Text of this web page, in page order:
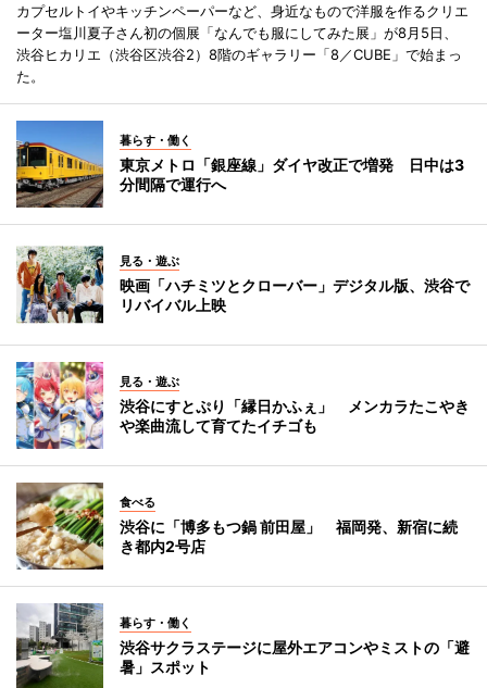
カプセルトイやキッチンペーパーなど、身近なもので洋服を作るクリエ
ーター塩川夏子さん初の個展「なんでも服にしてみた展」が8月5日、
渋谷ヒカリエ（渋谷区渋谷2）8階のギャラリー「8／CUBE」で始まっ
た。
暮らす・働く
東京メトロ「銀座線」ダイヤ改正で増発 日中は3
分間隔で運行へ
見る・遊ぶ
映画「ハチミツとクローバー」デジタル版、渋谷で
リバイバル上映
見る・遊ぶ
渋谷にすとぷり「縁日かふぇ」 メンカラたこやき
や楽曲流して育てたイチゴも
食べる
渋谷に「博多もつ鍋 前田屋」 福岡発、新宿に続
き都内2号店
暮らす・働く
渋谷サクラステージに屋外エアコンやミストの「避
暑」スポット